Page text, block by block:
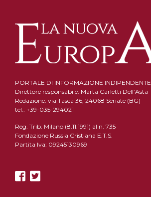
PORTALE DI INFORMAZIONE INDIPENDENTE
Direttore responsabile: Marta Carletti Dell’Asta
Redazione: via Tasca 36, 24068 Seriate (BG)
tel.: +39-035-294021
Reg. Trib. Milano (8.11.1991) al n. 735
Fondazione Russia Cristiana E.T.S.
Partita Iva: 09245130969